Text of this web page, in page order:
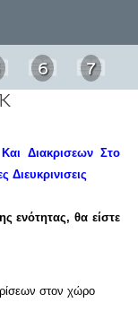
6 7
Διακρισεων Στο
ενότητας, θα είστε
στον χώρο